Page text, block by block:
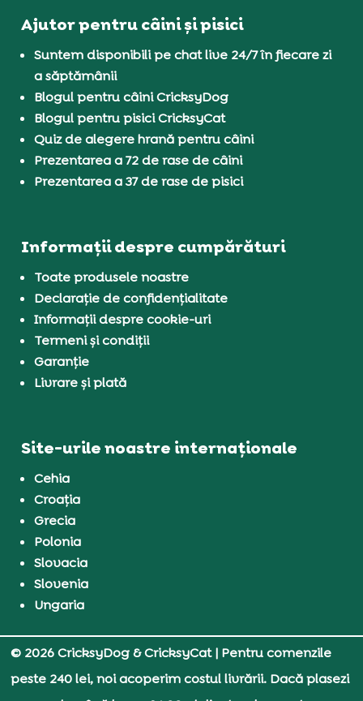
Ajutor pentru câini și pisici
Suntem disponibili pe chat live 24/7 în fiecare zi
a săptămânii
Blogul pentru câini CricksyDog
Blogul pentru pisici CricksyCat
Quiz de alegere hrană pentru câini
Prezentarea a 72 de rase de câini
Prezentarea a 37 de rase de pisici
Informații despre cumpărături
Toate produsele noastre
Declarație de confidențialitate
Informații despre cookie-uri
Termeni și condiții
Garanție
Livrare și plată
Site-urile noastre internaționale
Cehia
Croația
Grecia
Polonia
Slovacia
Slovenia
Ungaria
© 2026 CricksyDog & CricksyCat| Pentru comenzile
peste 240 lei, noi acoperim costul livrării. Dacă plasezi